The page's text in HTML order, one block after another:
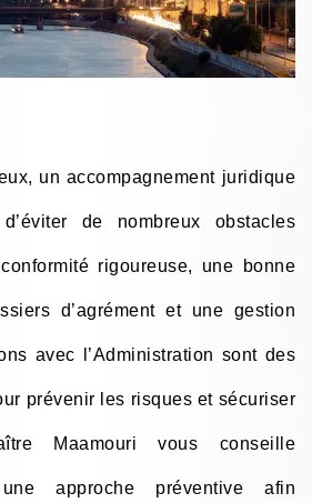
un accompagnement juridique
de nombreux obstacles
rigoureuse, une bonne
d’agrément et une gestion
avec l’Administration sont des
prévenir les risques et sécuriser
Maamouri vous conseille
approche préventive afin